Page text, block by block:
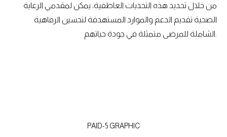
من خلال تحديد هذه التحديات العاطفية، يمكن لمقدمي الرعاية
الصحية تقديم الدعم والموارد المستهدفة لتحسين الرفاهية
PAID-5 GRAPHIC